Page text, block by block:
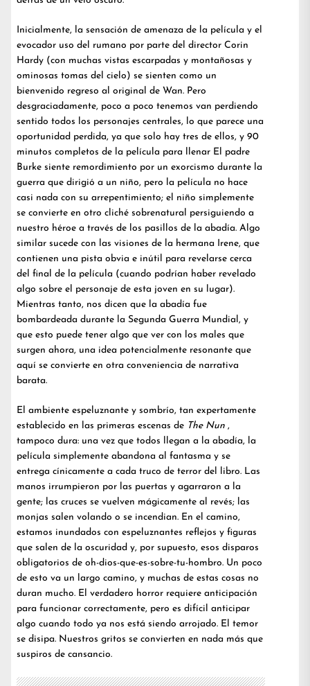
Inicialmente, la sensación de amenaza de la película y el
evocador uso del rumano por parte del director Corin
Hardy (con muchas vistas escarpadas y montañosas y
ominosas tomas del cielo) se sienten como un
bienvenido regreso al original de Wan. Pero
desgraciadamente, poco a poco tenemos van perdiendo
sentido todos los personajes centrales, lo que parece una
oportunidad perdida, ya que solo hay tres de ellos, y 90
minutos completos de la película para llenar El padre
Burke siente remordimiento por un exorcismo durante la
guerra que dirigió a un niño, pero la película no hace
casi nada con su arrepentimiento; el niño simplemente
se convierte en otro cliché sobrenatural persiguiendo a
nuestro héroe a través de los pasillos de la abadía. Algo
similar sucede con las visiones de la hermana Irene, que
contienen una pista obvia e inútil para revelarse cerca
del final de la película (cuando podrían haber revelado
algo sobre el personaje de esta joven en su lugar).
Mientras tanto, nos dicen que la abadía fue
bombardeada durante la Segunda Guerra Mundial, y
que esto puede tener algo que ver con los males que
surgen ahora, una idea potencialmente resonante que
aquí se convierte en otra conveniencia de narrativa
barata.
El ambiente espeluznante y sombrío, tan expertamente
establecido en las primeras escenas de The Nun ,
tampoco dura: una vez que todos llegan a la abadía, la
película simplemente abandona al fantasma y se
entrega cínicamente a cada truco de terror del libro. Las
manos irrumpieron por las puertas y agarraron a la
gente; las cruces se vuelven mágicamente al revés; las
monjas salen volando o se incendian. En el camino,
estamos inundados con espeluznantes reflejos y figuras
que salen de la oscuridad y, por supuesto, esos disparos
obligatorios de oh-dios-que-es-sobre-tu-hombro. Un poco
de esto va un largo camino, y muchas de estas cosas no
duran mucho. El verdadero horror requiere anticipación
para funcionar correctamente, pero es difícil anticipar
algo cuando todo ya nos está siendo arrojado. El temor
se disipa. Nuestros gritos se convierten en nada más que
suspiros de cansancio.